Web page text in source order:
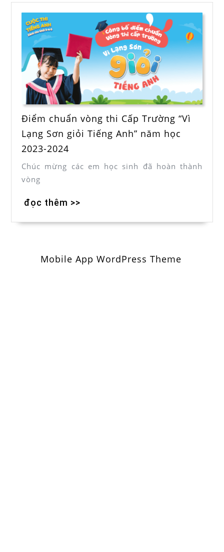
Điểm chuẩn vòng thi Cấp Trường “Vì
Lạng Sơn giỏi Tiếng Anh” năm học
2023-2024
Chúc mừng các em học sinh đã hoàn thành
vòng
đọc thêm >>
Mobile App WordPress Theme